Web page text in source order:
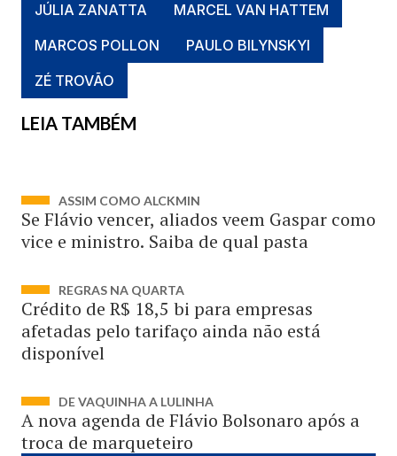
JÚLIA ZANATTA
MARCEL VAN HATTEM
MARCOS POLLON
PAULO BILYNSKYI
ZÉ TROVÃO
LEIA TAMBÉM
ASSIM COMO ALCKMIN
Se Flávio vencer, aliados veem Gaspar como
vice e ministro. Saiba de qual pasta
REGRAS NA QUARTA
Crédito de R$ 18,5 bi para empresas
afetadas pelo tarifaço ainda não está
disponível
DE VAQUINHA A LULINHA
A nova agenda de Flávio Bolsonaro após a
troca de marqueteiro